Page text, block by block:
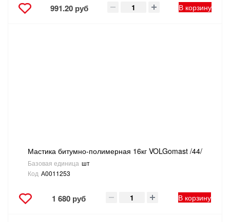
991.20 руб В корзину
Мастика битумно-полимерная 16кг VOLGomast /44/
Базовая единица шт
Код А0011253
1 680 руб В корзину